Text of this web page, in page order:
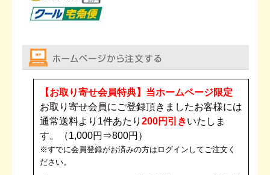
【お取り寄せ会員特典】当ホームページ限定
お取り寄せ会員にご登録頂きましたお客様には
通常送料より1件あたり 200円引きいたしま
す。（1,000円⇒800円）
※すでに会員登録がお済みの方はログインしてご注文く
ださい。